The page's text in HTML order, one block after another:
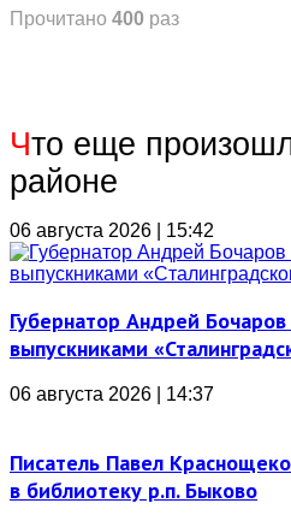
Прочитано 400 раз
Что еще
районе
06 августа 2026 | 15:42
Губернатор Андрей Бочаров
выпускниками
06 августа 2026 | 14:37
Писатель Павел
в библиотеку р.п. Быково